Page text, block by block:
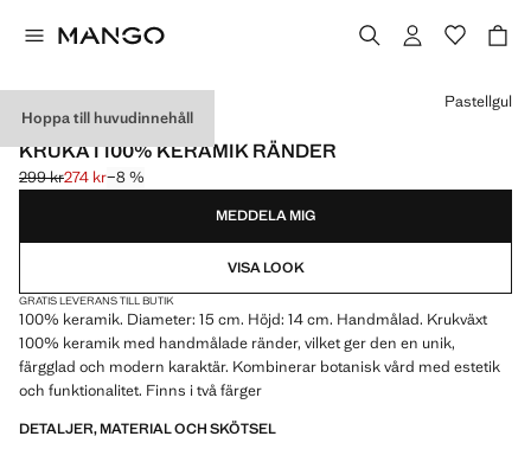
Hoppa till huvudinnehåll
MADE IN PORTUGAL
KRUKA I 100% KERAMIK RÄNDER
Ursprungligt pris överstruket [299 kr ]
299 kr
Gällande pris [274 kr ]
274 kr−8 %
Välj en färg
Pastellgul
MEDDELA MIG
VISA LOOK
GRATIS LEVERANS TILL BUTIK
100% keramik. Diameter: 15 cm. Höjd: 14 cm. Handmålad. Krukväxt
100% keramik med handmålade ränder, vilket ger den en unik,
färgglad och modern karaktär. Kombinerar botanisk vård med estetik
och funktionalitet. Finns i två färger
DETALJER, MATERIAL OCH SKÖTSEL